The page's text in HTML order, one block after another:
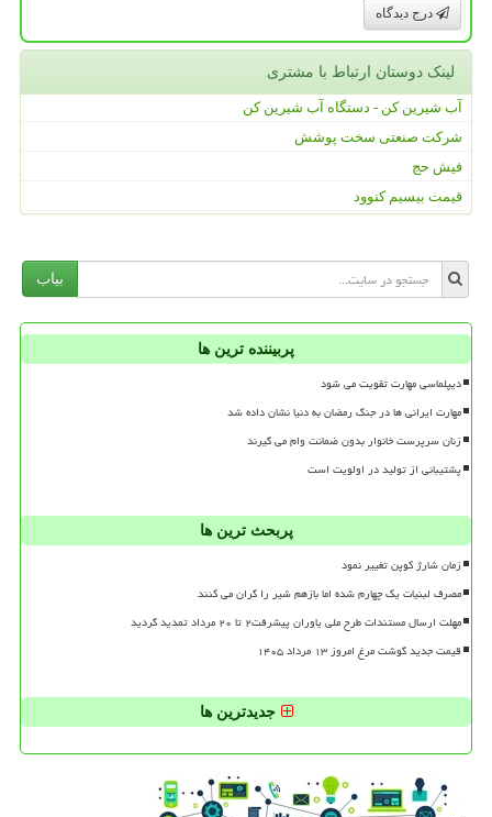
درج دیدگاه
لینک دوستان ارتباط با مشتری
آب شیرین کن - دستگاه آب شیرین کن
شرکت صنعتی سخت پوشش
فیش حج
قیمت بیسیم کنوود
بیاب
پربیننده ترین ها
دیپلماسی مهارت تقویت می شود
مهارت ایرانی ها در جنگ رمضان به دنیا نشان داده شد
زنان سرپرست خانوار بدون ضمانت وام می گیرند
پشتیبانی از تولید در اولویت است
پربحث ترین ها
زمان شارژ کوپن تغییر نمود
مصرف لبنیات یک چهارم شده اما بازهم شیر را گران می کنند
مهلت ارسال مستندات طرح ملی یاوران پیشرفت۲ تا ۲۰ مرداد تمدید گردید
قیمت جدید گوشت مرغ امروز ۱۳ مرداد ۱۴۰۵
جدیدترین ها